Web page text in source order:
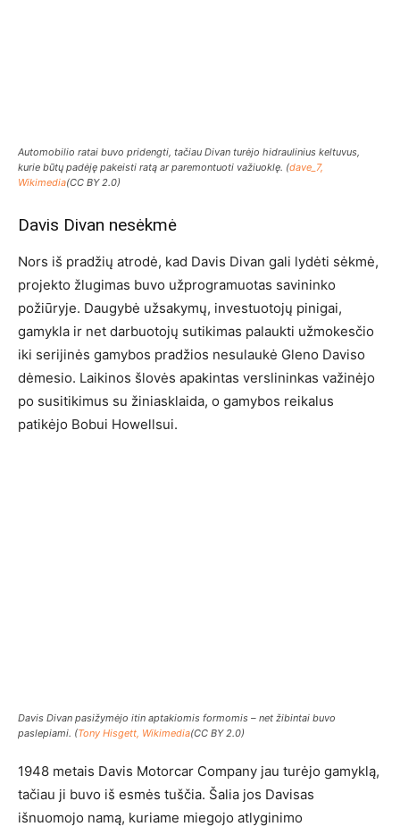
Automobilio ratai buvo pridengti, tačiau Divan turėjo hidraulinius keltuvus,
kurie būtų padėję pakeisti ratą ar paremontuoti važiuoklę. (dave_7,
Wikimedia(CC BY 2.0)
Davis Divan nesėkmė
Nors iš pradžių atrodė, kad Davis Divan gali lydėti sėkmė,
projekto žlugimas buvo užprogramuotas savininko
požiūryje. Daugybė užsakymų, investuotojų pinigai,
gamykla ir net darbuotojų sutikimas palaukti užmokesčio
iki serijinės gamybos pradžios nesulaukė Gleno Daviso
dėmesio. Laikinos šlovės apakintas verslininkas važinėjo
po susitikimus su žiniasklaida, o gamybos reikalus
patikėjo Bobui Howellsui.
Davis Divan pasižymėjo itin aptakiomis formomis – net žibintai buvo
paslepiami. (Tony Hisgett, Wikimedia(CC BY 2.0)
1948 metais Davis Motorcar Company jau turėjo gamyklą,
tačiau ji buvo iš esmės tuščia. Šalia jos Davisas
išnuomojo namą, kuriame miegojo atlyginimo